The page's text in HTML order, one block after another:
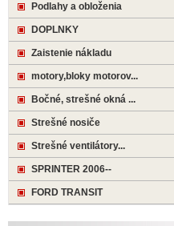
Podlahy a obloženia
DOPLNKY
Zaistenie nákladu
motory,bloky motorov...
Bočné, strešné okná ...
Strešné nosiče
Strešné ventilátory...
SPRINTER 2006--
FORD TRANSIT